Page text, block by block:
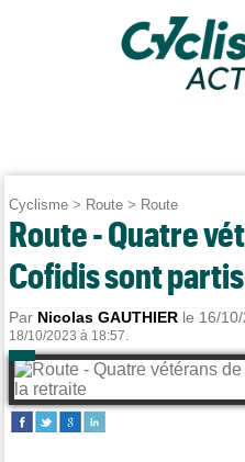
Cyclisme > Route > Route
Route - Quatre
Cofidis sont
Par Nicolas GAUTHIER le 16/
18/10/2023 à 18:57.